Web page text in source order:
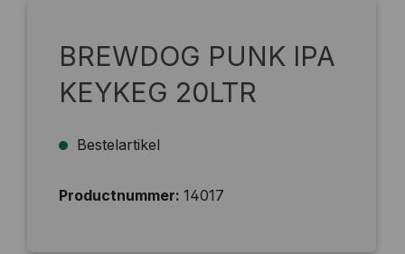
BREWDOG PUNK IPA
KEYKEG 20LTR
Bestelartikel
Productnummer: 14017